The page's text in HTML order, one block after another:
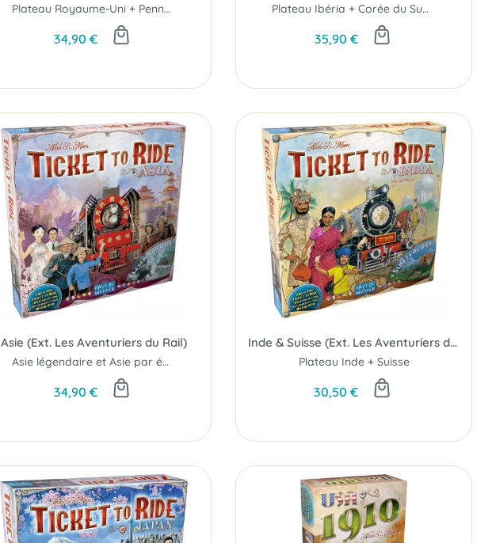
Plateau Royaume-Uni + Pennsylvanie...
34,90 €
Plateau Ibéria + Corée du Sud...
35,90 €
Asie (Ext. Les Aventuriers du Rail)
Asie légendaire et Asie par équipes...
34,90 €
Inde & Suisse (Ext. Les Aventuriers du Rail)
Plateau Inde + Suisse
30,50 €